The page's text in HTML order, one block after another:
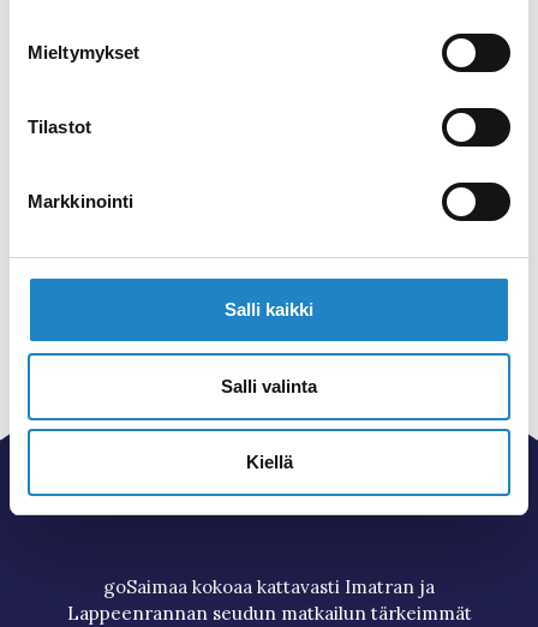
Mieltymykset
Tilastot
Markkinointi
Salli kaikki
Salli valinta
Kiellä
frisbeegolfratoihin
Imatran seudun
frisbeegolfradat
frisbeegolfratoihin
goSaimaa kokoaa kattavasti Imatran ja
Lappeenrannan seudun matkailun tärkeimmät